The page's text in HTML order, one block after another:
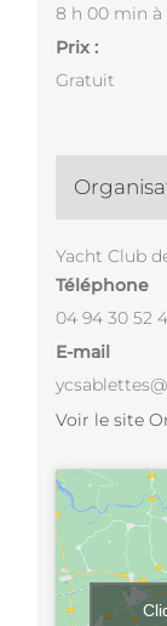
8 h 00 min à
Prix :
Gratuit
Yacht Club
Téléphone
04 94 30 52
E-mail
Voir le site